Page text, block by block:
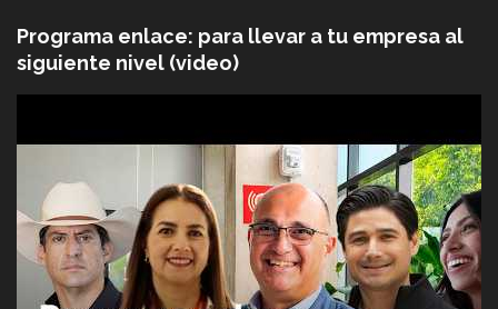
Programa enlace: para llevar a tu empresa al
siguiente nivel (video)